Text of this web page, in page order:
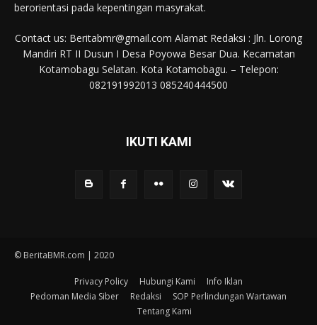
berorientasi pada kepentingan masyrakat.
Contact us: Beritabmr@gmail.com Alamat Redaksi : Jln. Lorong
Mandiri RT II Dusun I Desa Poyowa Besar Dua. Kecamatan
Kotamobagu Selatan. Kota Kotamobagu. – Telepon:
082191992013 085240444500
IKUTI KAMI
© BeritaBMR.com | 2020
Privacy Policy Hubungi Kami
Info Iklan
Pedoman Media Siber
Redaksi
SOP Perlindungan Wartawan
Tentang Kami